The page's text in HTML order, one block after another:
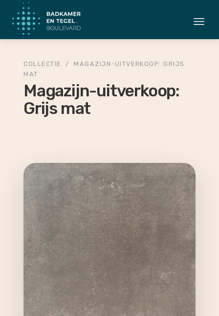
COLLECTIE /
MAGAZIJN-UITVERKOOP: GRIJS
MAT
Magazijn-uitverkoop:
Grijs mat